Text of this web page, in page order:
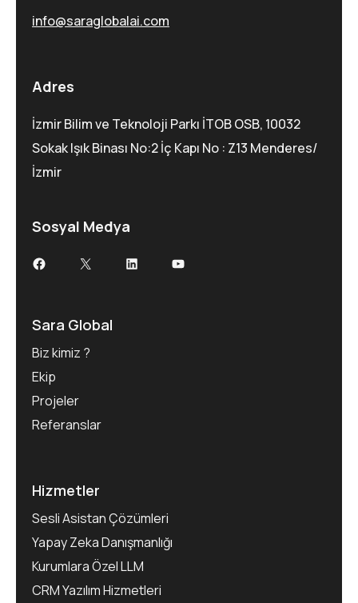
info@saraglobalai.com
Adres
İzmir Bilim ve Teknoloji Parkı İTOB OSB, 10032
Sokak Işık Binası No:2 İç Kapı No : Z13 Menderes/
İzmir
Sosyal Medya
Facebook
X LinkedInYouTube
Sara Global
Biz kimiz ?
Ekip
Projeler
Referanslar
Hizmetler
Sesli Asistan Çözümleri
Yapay Zeka Danışmanlığı
Kurumlara Özel LLM
CRM Yazılım Hizmetleri